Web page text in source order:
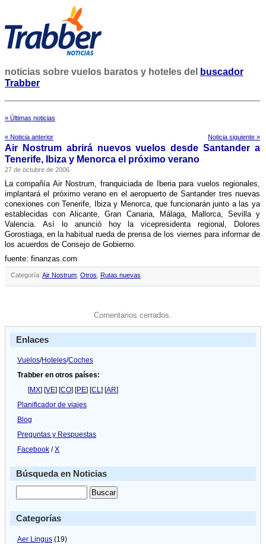
noticias sobre vuelos baratos y hoteles del
buscador
Trabber
» Últimas noticias
« Noticia anterior Noticia siguiente »
Air Nostrum abrirá nuevos vuelos desde Santander a
Tenerife, Ibiza y Menorca el próximo verano
27 de octubre de 2006
La compañí­a Air Nostrum, franquiciada de Iberia para vuelos regionales,
implantará el próximo verano en el aeropuerto de Santander tres nuevas
conexiones con Tenerife, Ibiza y Menorca, que funcionarán junto a las ya
establecidas con Alicante, Gran Canaria, Málaga, Mallorca, Sevilla y
Valencia. Así­ lo anunció hoy la vicepresidenta regional, Dolores
Gorostiaga, en la habitual rueda de prensa de los viernes para informar de
los acuerdos de Consejo de Gobierno.
fuente: finanzas.com
Categoría: Air Nostrum Otros Rutas nuevas
Comentarios cerrados.
Enlaces
Vuelos/Hoteles/Coches
Trabber en otros países:
[MX] [VE] [CO] [PE] [CL] [AR]
Planificador de viajes
Blog
Preguntas y Respuestas
Facebook /X
Búsqueda en Noticias
Categorías
Aer Lingus (19)